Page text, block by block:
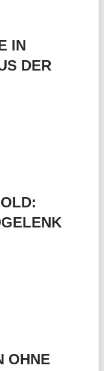
IN
DER
OHNE